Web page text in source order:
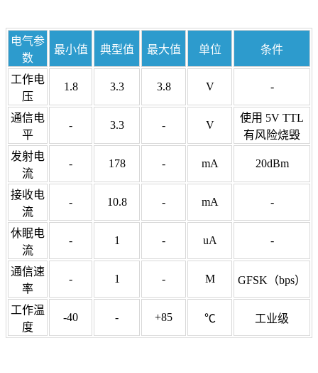
电气参
数
最小值 典型值 最大值 单位 条件
工作电
压
1.8 3.3 3.8 V -
通信电
平
- 3.3 - V
使用 5V TTL
有风险烧毁
发射电
流
- 178 - mA 20dBm
接收电
流
- 10.8 - mA -
休眠电
流
- 1 - uA -
通信速
率
- 1 - M GFSK （bps）
工作温
度
-40 - +85 ℃ 工业级